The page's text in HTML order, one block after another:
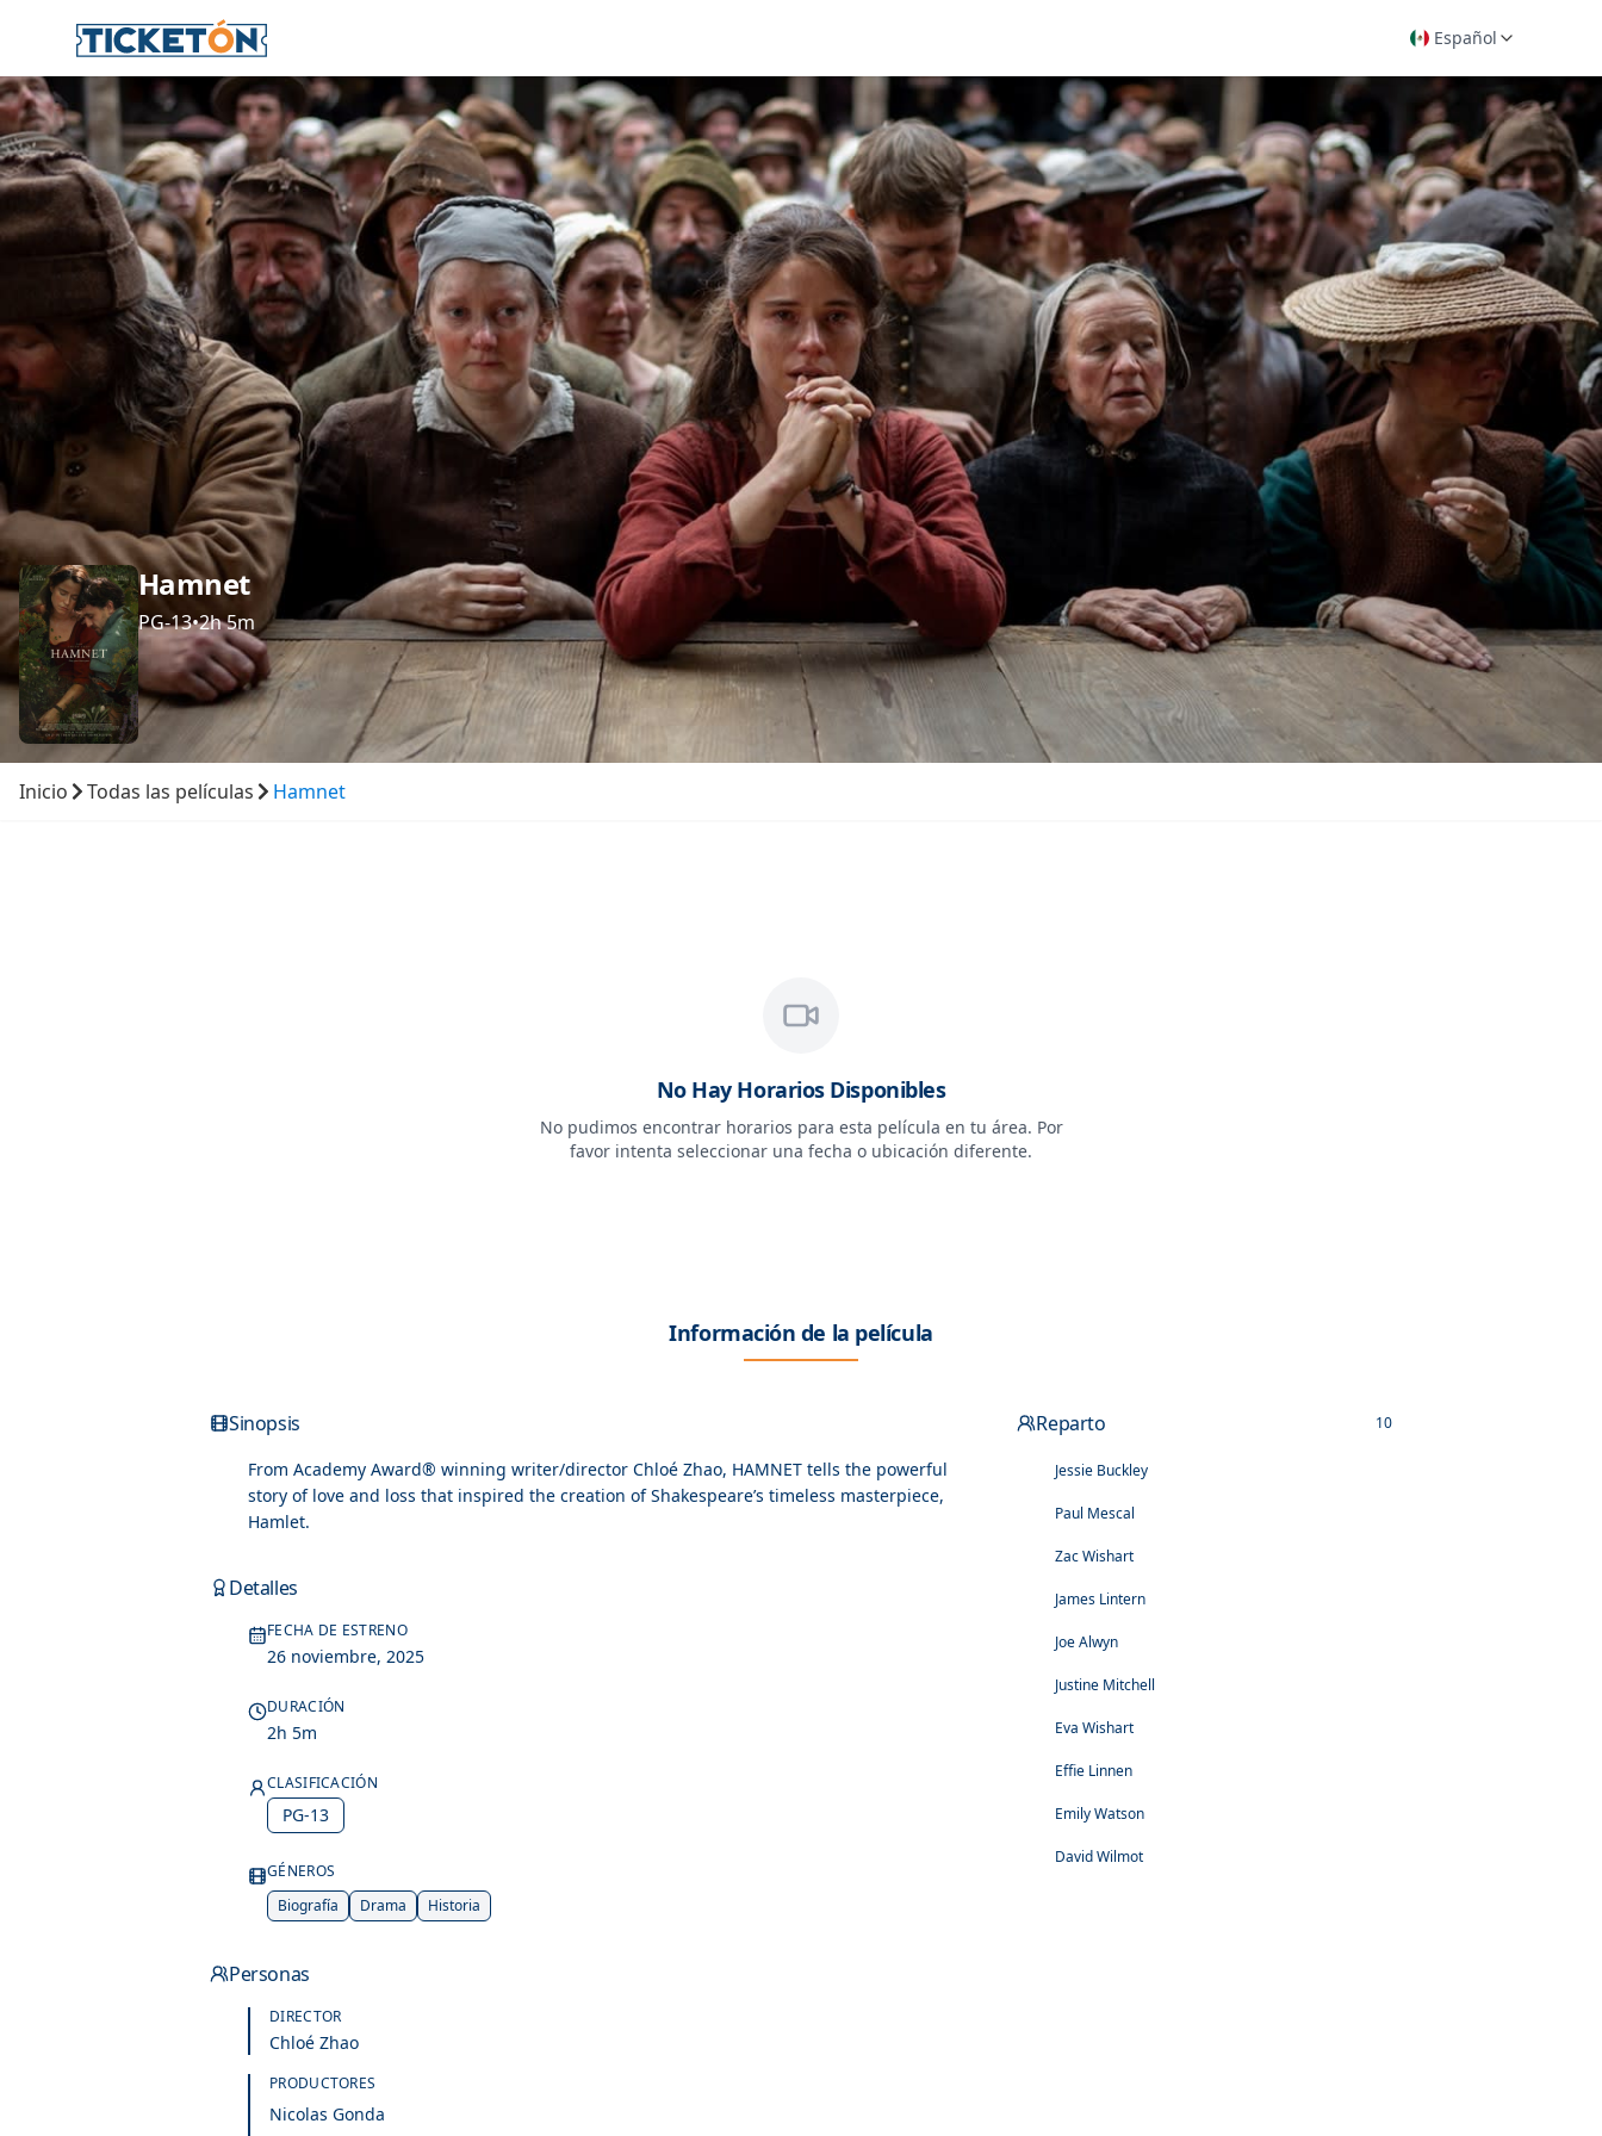
Español
Hamnet
PG-13•2h 5m
Inicio Todas las películas Hamnet
No Hay Horarios Disponibles
No pudimos encontrar horarios para esta película en tu área. Por
favor intenta seleccionar una fecha o ubicación diferente.
Información de la película
Sinopsis
From Academy Award® winning writer/director Chloé Zhao, HAMNET tells the powerful
story of love and loss that inspired the creation of Shakespeare’s timeless masterpiece,
Hamlet.
Detalles
FECHA DE ESTRENO
26 noviembre, 2025
DURACIÓN
2h 5m
CLASIFICACIÓN
PG-13
GÉNEROS
Biografía
Drama Historia
Personas
DIRECTOR
Chloé Zhao
PRODUCTORES
Nicolas Gonda
Reparto 10
Jessie Buckley
Paul Mescal
Zac Wishart
James Lintern
Joe Alwyn
Justine Mitchell
Eva Wishart
Effie Linnen
Emily Watson
David Wilmot